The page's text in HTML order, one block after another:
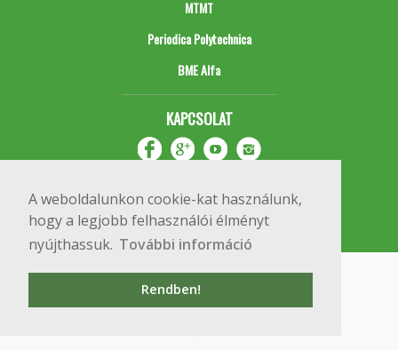
A weboldalunkon cookie-kat használunk,
hogy a legjobb felhasználói élményt
nyújthassuk. További információ
Rendben!
MTMT
Periodica Polytechnica
BME Alfa
KAPCSOLAT
Copyright © 2020 BME Építőmérnöki Kar
1111 Budapest, Műegyetem rkp. 3.